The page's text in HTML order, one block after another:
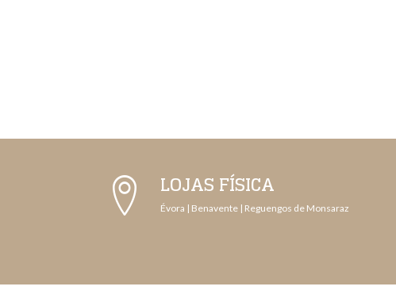
LOJAS FÍSICA
Évora | Benavente | Reguengos de Monsaraz